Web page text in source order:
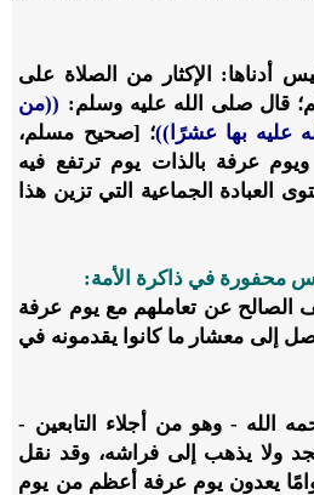
أدناها: الإكثار من الصلاة على
قال صلى الله عليه وسلم: ((من
عليه بها عشرًا))؛ [صحيح مسلم،
الصلاة، رقم 408]، ويوم عرفة بالذات يوم ترتفع فيه
العبادة الجماعية التي تزين هذا
محفورة في ذاكرة الأمة:
الصالح عن تعاملهم مع يوم عرفة
إلى معشار ما كانوا يقدمونه في
- وهو من أجلاء التابعين -
ولا يذهب إلى فراشه، وقد نقل
يعدون يوم عرفة أعظم من يوم